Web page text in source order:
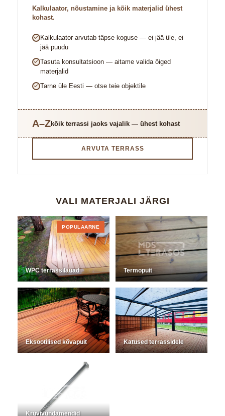
Kalkulaator, nõustamine ja kõik materjalid ühest
kohast.
Kalkulaator arvutab täpse koguse — ei jää üle, ei
jää puudu
Tasuta konsultatsioon — aitame valida õiged
materjalid
Tarne üle Eesti — otse teie objektile
A–Zkõik terrassi jaoks vajalik — ühest kohast
ARVUTA TERRASS
VALI MATERJALI JÄRGI
WPC terrassilauad
POPULAARNE
Termopuit
Eksootilised kõvapuit Katused terrassidele
Kruvivundamendid